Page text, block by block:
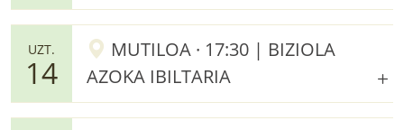
UZT.
14
MUTILOA · 17:30 | BIZIOLA
AZOKA IBILTARIA